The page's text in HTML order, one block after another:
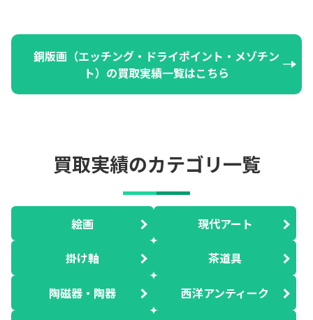
銅版画（エッチング・ドライポイント・メゾチン
ト）の買取実績一覧はこちら
買取実績のカテゴリ一覧
絵画 現代アート
掛け軸 茶道具
陶磁器・陶器 西洋アンティーク